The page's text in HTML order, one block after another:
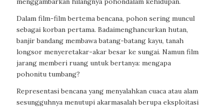
Dalamfilm-filmbertema bencana, pohon sering muncul
sebagaikorban pertama. Badaimenghancurkan hutan,
banjir bandang membawa batang-batang kayu, tanah
longsor menyeretakar-akar besar ke sungai. Namunfilm
jarang memberi ruang untuk bertanya: mengapa
pohonitu tumbang?
Representasi bencanayang menyalahkan cuaca atau alam
sesungguhnya menutupi akarmasalah berupa eksploitasi